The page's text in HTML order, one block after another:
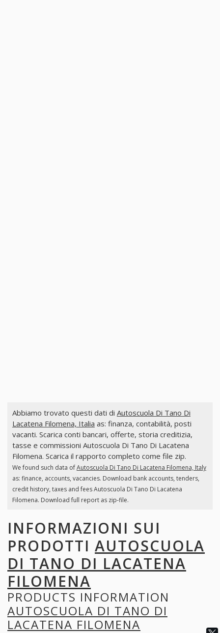
Abbiamo trovato questi dati di Autoscuola Di Tano Di
Lacatena Filomena, Italia as: finanza, contabilità, posti
vacanti. Scarica conti bancari, offerte, storia creditizia,
tasse e commissioni Autoscuola Di Tano Di Lacatena
Filomena. Scarica il rapporto completo come file zip.
We found such data ofAutoscuola Di Tano Di Lacatena Filomena, Italy
as: finance, accounts, vacancies. Download bank accounts, tenders,
credit history, taxes and fees Autoscuola Di Tano Di Lacatena
Filomena. Download full report as zip-file.
INFORMAZIONI SUI
PRODOTTI AUTOSCUOLA
DI TANO DI LACATENA
FILOMENA
PRODUCTS INFORMATION
AUTOSCUOLA DI TANO DI
LACATENA FILOMENA